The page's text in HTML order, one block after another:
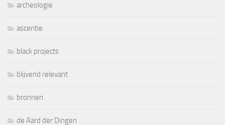
archeologie
ascentie
black projects
blijvend relevant
bronnen
de Aard der Dingen